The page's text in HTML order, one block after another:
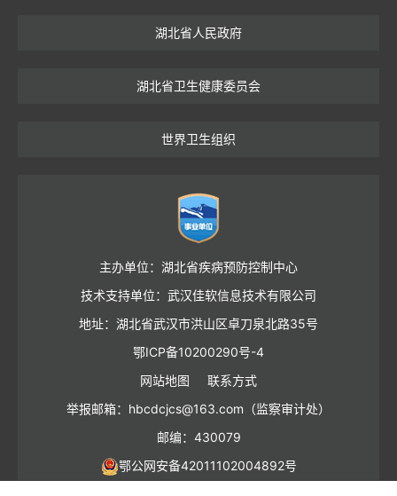
湖北省人民政府
湖北省卫生健康委员会
世界卫生组织
主办单位：湖北省疾病预防控制中心
技术支持单位：武汉佳软信息技术有限公司
地址：湖北省武汉市洪山区卓刀泉北路35号
鄂ICP备10200290号-4
网站地图
联系方式
举报邮箱：hbcdcjcs@163.com（监察审计处）
邮编：430079
鄂公网安备42011102004892号